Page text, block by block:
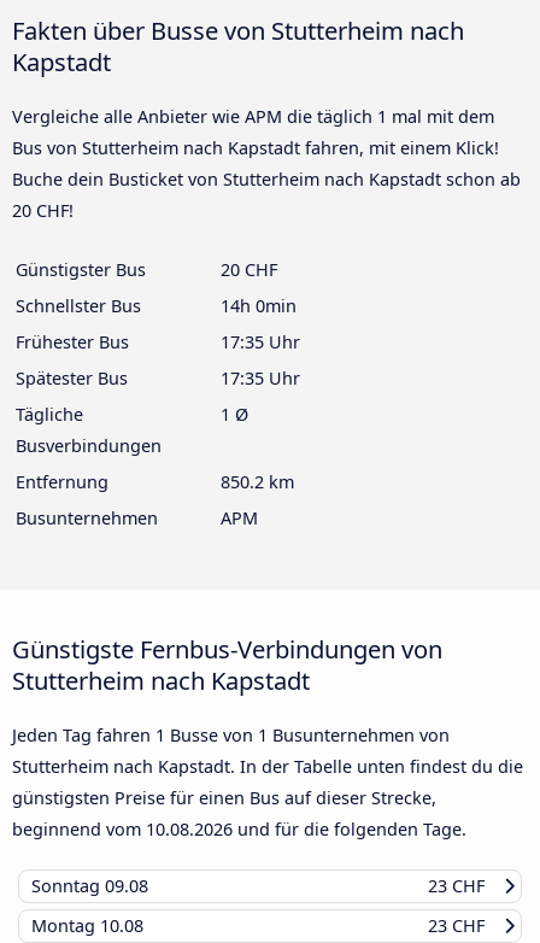
Fakten über Busse von Stutterheim nach
Kapstadt
Vergleiche alle Anbieter wie APM die täglich 1 mal mit dem
Bus von Stutterheim nach Kapstadt fahren, mit einem Klick!
Buche dein Busticket von Stutterheim nach Kapstadt schon ab
20 CHF!
Günstigster Bus
20 CHF
Schnellster Bus
14h 0min
Frühester Bus
17:35 Uhr
Spätester Bus
17:35 Uhr
Tägliche
Busverbindungen
1 Ø
Entfernung
850.2 km
Busunternehmen
APM
Günstigste Fernbus-Verbindungen von
Stutterheim nach Kapstadt
Jeden Tag fahren 1 Busse von 1 Busunternehmen von
Stutterheim nach Kapstadt. In der Tabelle unten findest du die
günstigsten Preise für einen Bus auf dieser Strecke,
beginnend vom 10.08.2026 und für die folgenden Tage.
Sonntag 09.08
23 CHF
Montag 10.08
23 CHF